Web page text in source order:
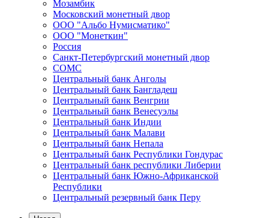
Мозамбик
Московский монетный двор
ООО "Альбо Нумисматико"
ООО "Монеткин"
Россия
Санкт-Петербургский монетный двор
СОМС
Центральный банк Анголы
Центральный банк Бангладеш
Центральный банк Венгрии
Центральный банк Венесуэлы
Центральный банк Индии
Центральный банк Малави
Центральный банк Непала
Центральный банк Республики Гондурас
Центральный банк республики Либерии
Центральный банк Южно-Африканской
Республики
Центральный резервный банк Перу